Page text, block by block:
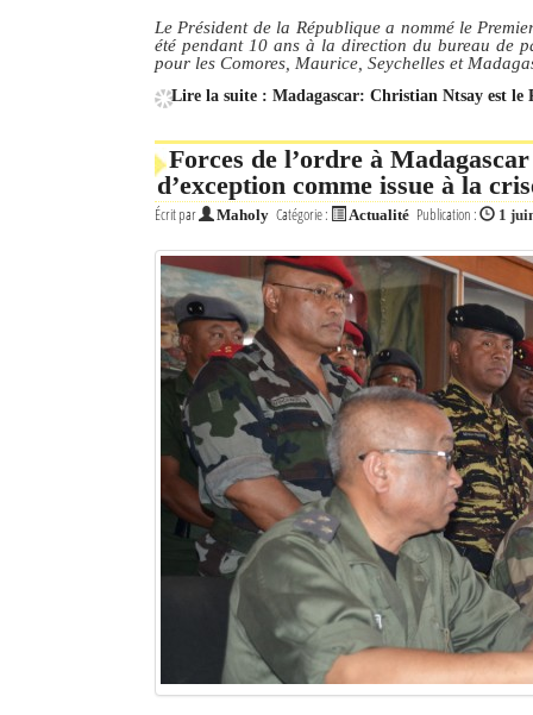
L'actualité du tourisme
Sites touristiques
Diego Suarez Pratique
La Tribune de Diego en PDF
Le Président de la République a nommé le
été pendant 10 ans à la direction du bureau de
pour les Comores, Maurice, Seychelles et
Lire la suite : Madagascar: Christian Ntsay est le
Forces de l’ordre à
d’exception comme issue à la
Écrit par Maholy Catégorie : Actualité Publication : 1